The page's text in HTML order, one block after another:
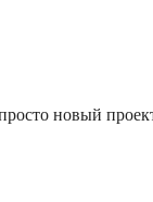
новый